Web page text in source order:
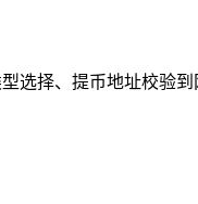
选择、提币地址校验